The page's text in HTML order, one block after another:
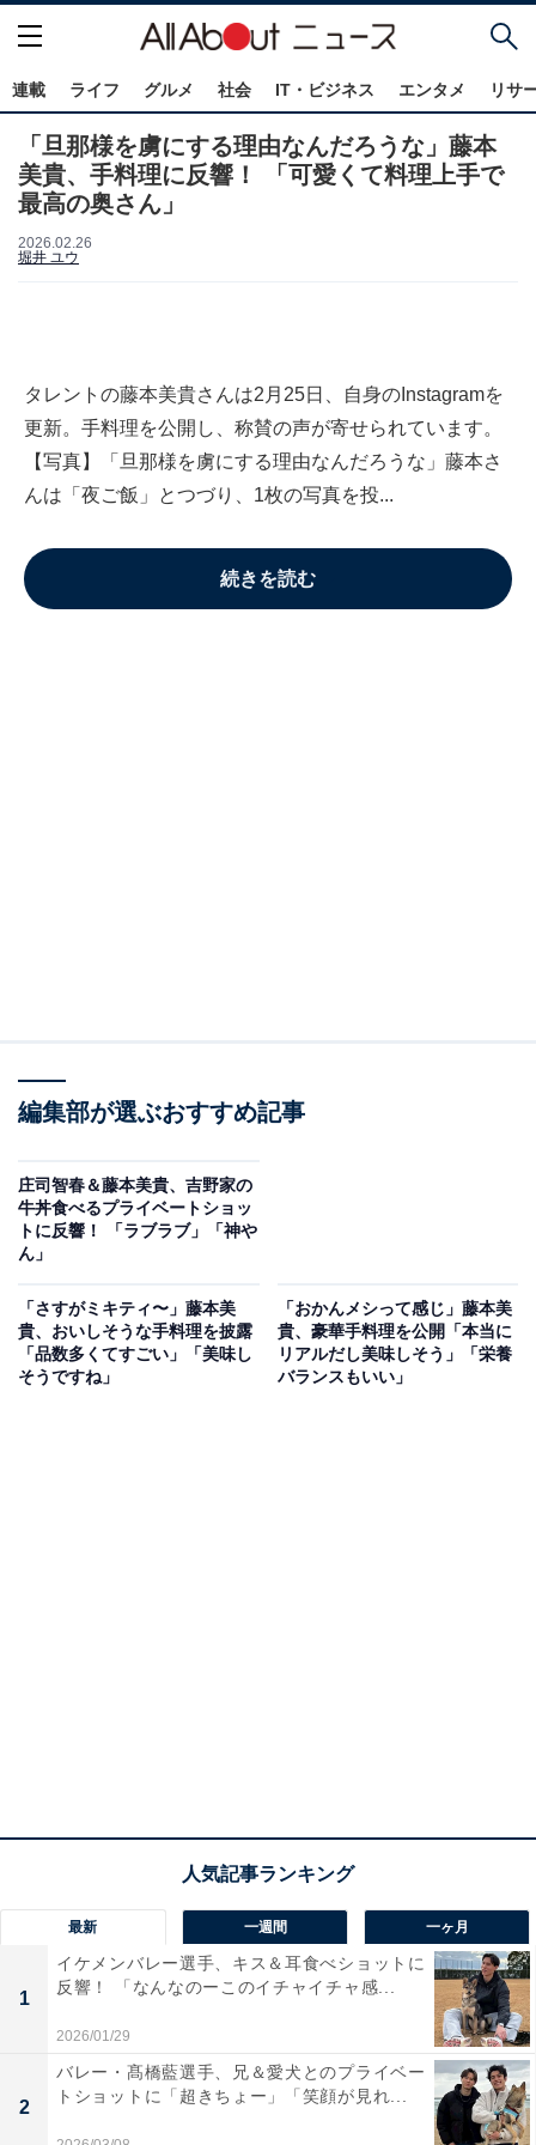
連載 ライフ グルメ 社会 IT・ビジネス エンタメ リサ
「旦那様を虜にする理由なんだろうな」藤本
美貴、手料理に反響！ 「可愛くて料理上手で
最高の奥さん」
2026.02.26
堀井 ユウ
タレントの藤本美貴さんは2月25日、自身のInstagramを
更新。手料理を公開し、称賛の声が寄せられています。
【写真】「旦那様を虜にする理由なんだろうな」藤本さ
んは「夜ご飯」とつづり、1枚の写真を投...
続きを読む
編集部が選ぶおすすめ記事
庄司智春＆藤本美貴、吉野家の
牛丼食べるプライベートショッ
トに反響！ 「ラブラブ」「神や
ん」
「さすがミキティ〜」藤本美
貴、おいしそうな手料理を披露
「品数多くてすごい」「美味し
そうですね」
「おかんメシって感じ」藤本美
貴、豪華手料理を公開「本当に
リアルだし美味しそう」「栄養
バランスもいい」
最新 一週間 一ヶ月
1
イケメンバレー選手、キス＆耳食べショットに
反響！ 「なんなのーこのイチャイチャ感...
2026/01/29
2
バレー・髙橋藍選手、兄＆愛犬とのプライベー
トショットに「超きちょー」「笑顔が見れ...